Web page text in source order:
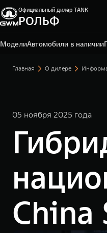
Официальный дилер TANK
РОЛЬФ
МоделиАвтомобили в наличии
Москва, Алтуфьевское
+7 495 165-79-50
Главная О дилере
05 ноября 2025 года
China